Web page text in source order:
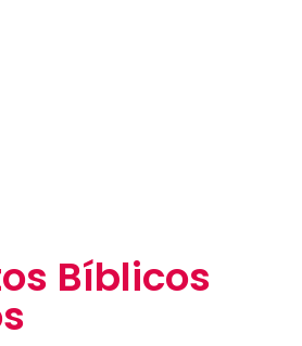
Bíblicos